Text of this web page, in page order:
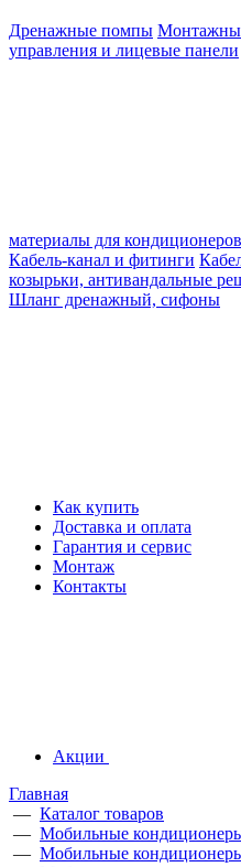
Дренажные помпы
управления и лицевые панели
материалы для кондиционеров
Кабель-канал и фитинги
козырьки, антивандальные
Шланг дренажный, сифоны
Как купить
Доставка и оплата
Гарантия и сервис
Монтаж
Контакты
Акции
Главная
— Каталог товаров
— Мобильные
— Мобильные